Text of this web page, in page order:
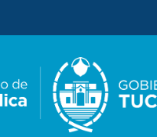
Biblioteca